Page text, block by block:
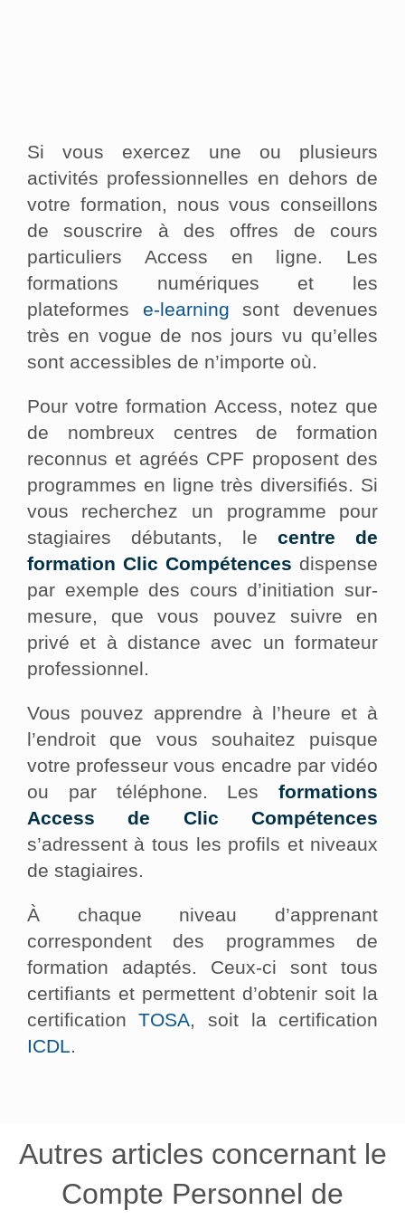
Si vous exercez une ou plusieurs
activités professionnelles en dehors de
votre formation, nous vous conseillons
de souscrire à des offres de cours
particuliers Access en ligne. Les
formations numériques et les
plateformes e-learning sont devenues
très en vogue de nos jours vu qu’elles
sont accessibles de n’importe où.
Pour votre formation Access, notez que
de nombreux centres de formation
reconnus et agréés CPF proposent des
programmes en ligne très diversifiés. Si
vous recherchez un programme pour
stagiaires débutants, lecentre de
formation Clic Compétences dispense
par exemple des cours d’initiation sur-
mesure, que vous pouvez suivre en
privé et à distance avec un formateur
professionnel.
Vous pouvez apprendre à l’heure et à
l’endroit que vous souhaitez puisque
votre professeur vous encadre par vidéo
ou par téléphone. Lesformations
Access de Clic Compétences
s’adressent à tous les profils et niveaux
de stagiaires.
À chaque niveau d’apprenant
correspondent des programmes de
formation adaptés. Ceux-ci sont tous
certifiants et permettent d’obtenir soit la
certificationTOSA, soit la certification
ICDL.
Autres articles concernant le
Compte Personnel de